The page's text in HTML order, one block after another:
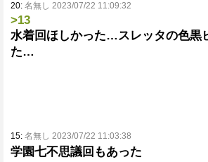
20: 名無し 2023/07/22 11:09:32
>13
水着回ほしかった…スレッタの色黒
た…
15: 名無し 2023/07/22 11:03:38
学園七不思議回もあった